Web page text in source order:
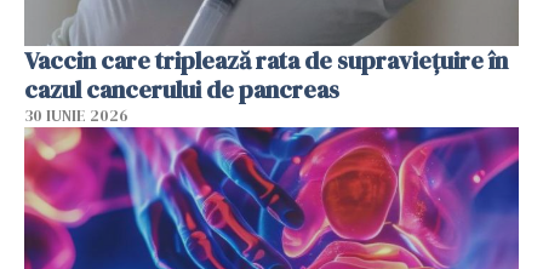
Vaccin care triplează rata de supraviețuire în
cazul cancerului de pancreas
30 IUNIE 2026